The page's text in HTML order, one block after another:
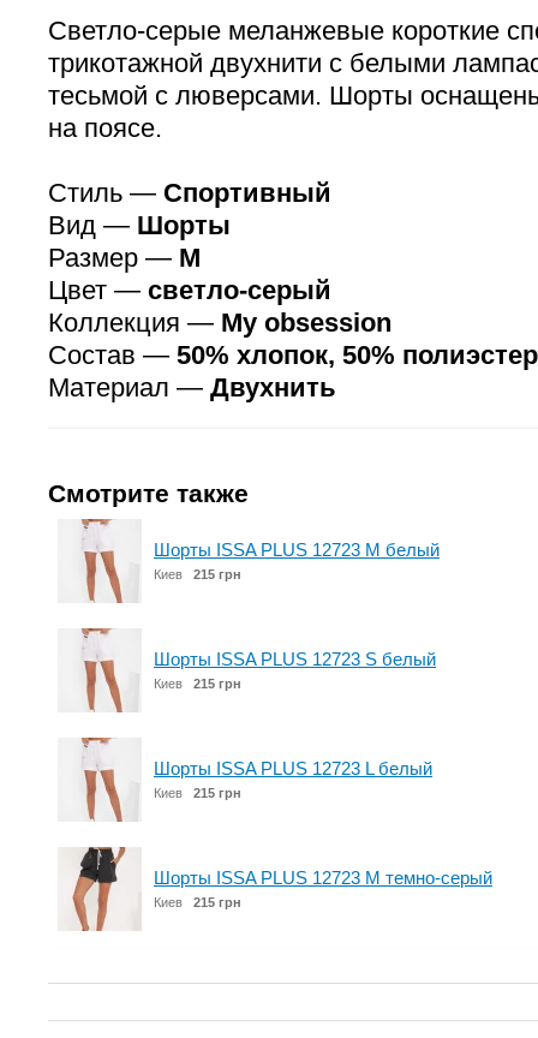
Светло-серые меланжевые короткие
трикотажной двухнити с белыми
тесьмой с люверсами. Шорты
на поясе.
Стиль — Спортивный
Вид — Шорты
Размер — M
Цвет — светло-серый
Коллекция — My obsession
Состав — 50% хлопок, 50% полиэстер
Материал — Двухнить
Смотрите также
Шорты ISSA PLUS 12723 M белый
Киев 215 грн
Шорты ISSA PLUS 12723 S белый
Киев 215 грн
Шорты ISSA PLUS 12723 L белый
Киев 215 грн
Шорты ISSA PLUS 12723 M темно-серый
Киев 215 грн